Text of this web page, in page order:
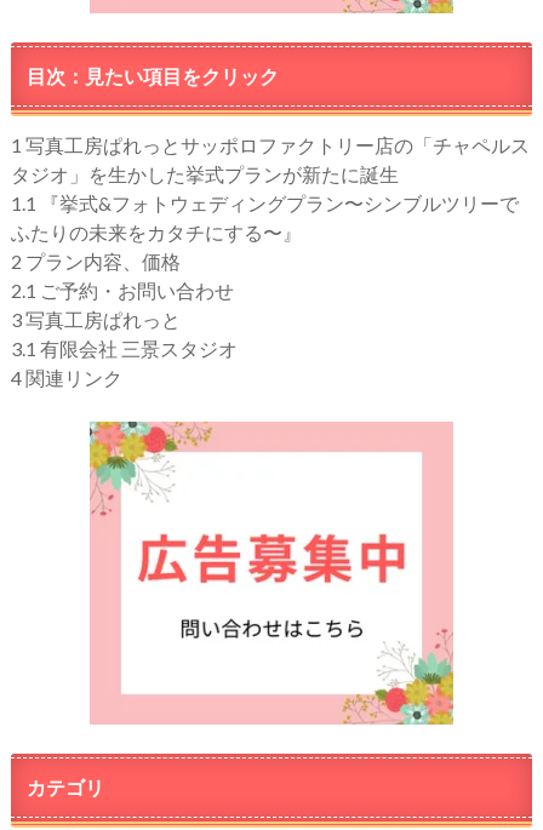
目次：見たい項目をクリック
1 写真工房ぱれっとサッポロファクトリー店の「チャペルス
タジオ」を生かした挙式プランが新たに誕生
1.1
『挙式&フォトウェディングプラン〜シンブルツリーで
ふたりの未来をカタチにする〜』
2 プラン内容、価格
2.1 ご予約・お問い合わせ
3写真工房ぱれっと
3.1 有限会社 三景スタジオ
4関連リンク
カテゴリ